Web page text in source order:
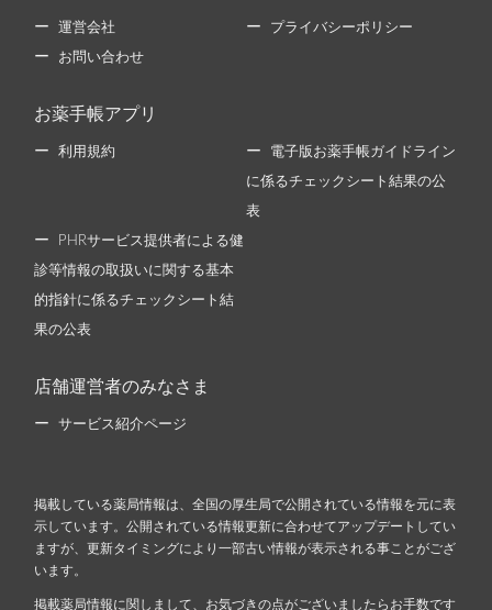
運営会社 プライバシーポリシー
お問い合わせ
お薬手帳アプリ
利用規約 電子版お薬手帳ガイドライン
に係るチェックシート結果の公
表
PHRサービス提供者による健
診等情報の取扱いに関する基本
的指針に係るチェックシート結
果の公表
店舗運営者のみなさま
サービス紹介ページ
掲載している薬局情報は、全国の厚生局で公開されている情報を元に表
示しています。公開されている情報更新に合わせてアップデートしてい
ますが、更新タイミングにより一部古い情報が表示される事ことがござ
います。
掲載薬局情報に関しまして、お気づきの点がございましたらお手数です